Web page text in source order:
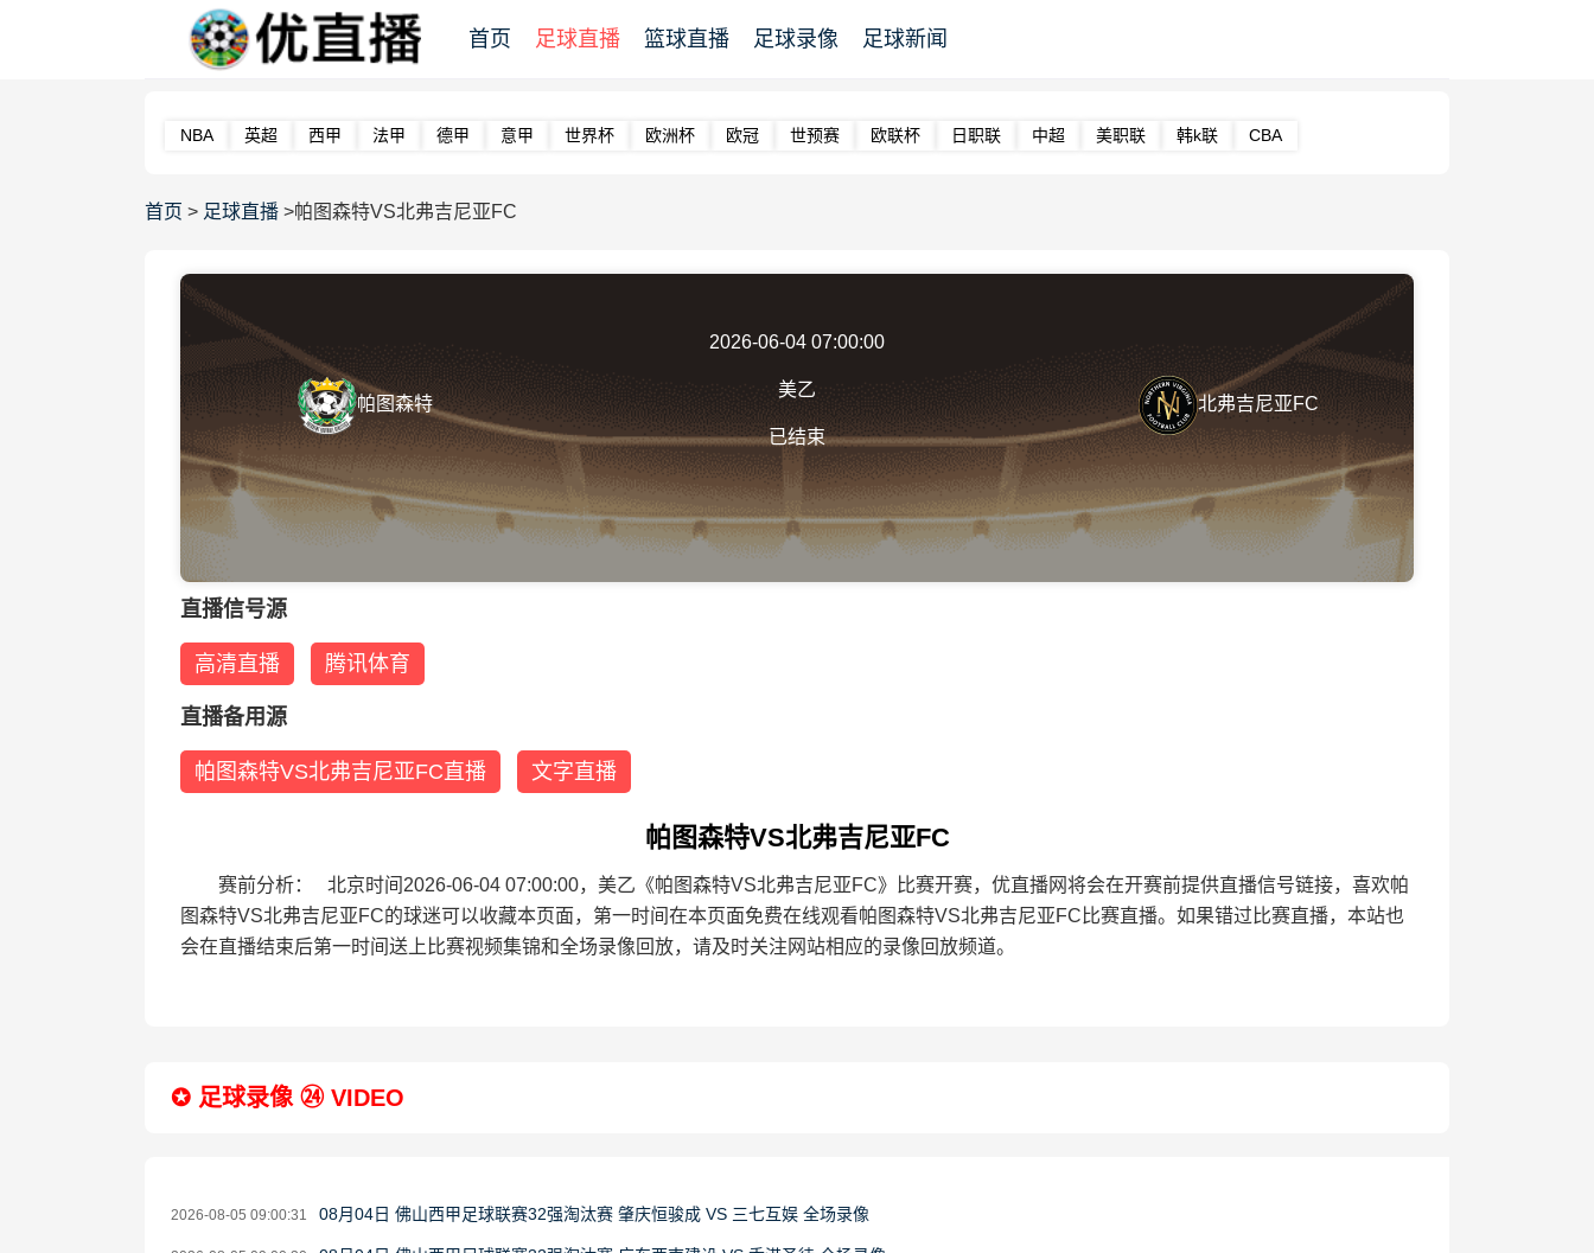
首页 足球直播 篮球直播 足球录像 足球新闻
NBA 英超 西甲 法甲 德甲 意甲 世界杯 欧洲杯 欧冠 世预赛 欧联杯 日职联 中超 美职联 韩k联 CBA
首页 > 足球直播 >帕图森特VS北弗吉尼亚FC
帕图森特
2026-06-04 07:00:00
美乙
已结束
北弗吉尼亚FC
直播信号源
高清直播 腾讯体育
直播备用源
帕图森特VS北弗吉尼亚FC直播 文字直播
帕图森特VS北弗吉尼亚FC
赛前分析： 北京时间2026-06-04 07:00:00，美乙《帕图森特VS北弗吉尼亚FC》比赛开赛，优直播网将会在开赛前提供直播信号链接，喜欢帕
图森特VS北弗吉尼亚FC的球迷可以收藏本页面，第一时间在本页面免费在线观看帕图森特VS北弗吉尼亚FC比赛直播。如果错过比赛直播，本站也
会在直播结束后第一时间送上比赛视频集锦和全场录像回放，请及时关注网站相应的录像回放频道。
✪ 足球录像 ㉔ VIDEO
2026-08-05 09:00:31 08月04日 佛山西甲足球联赛32强淘汰赛 肇庆恒骏成 VS 三七互娱 全场录像